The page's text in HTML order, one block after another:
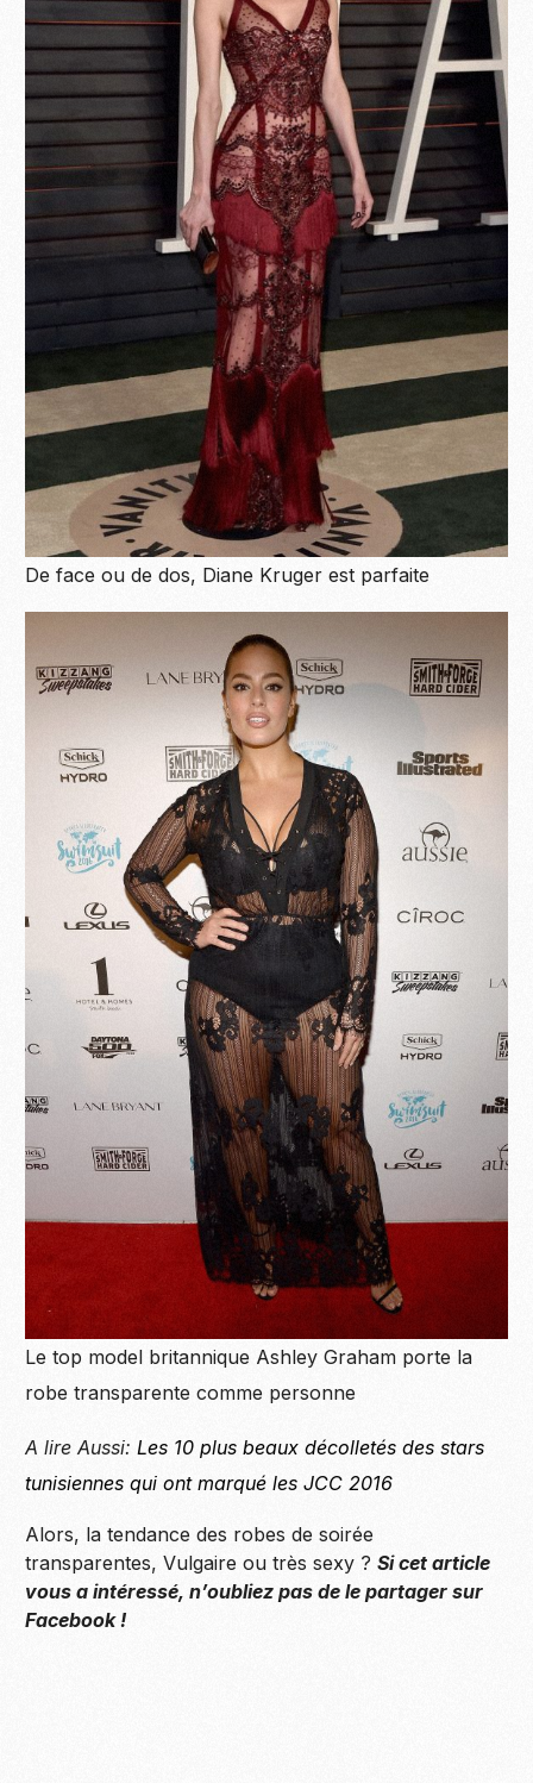
De face ou de dos, Diane Kruger est parfaite
Le top model britannique Ashley Graham porte la
robe transparente comme personne
A lire Aussi:Les 10 plus beaux décolletés des stars
tunisiennes qui ont marqué les JCC 2016
Alors, la tendance des robes de soirée
transparentes, Vulgaire ou très sexy ?Si cet article
vous a intéressé, n’oubliez pas de le partager sur
Facebook !